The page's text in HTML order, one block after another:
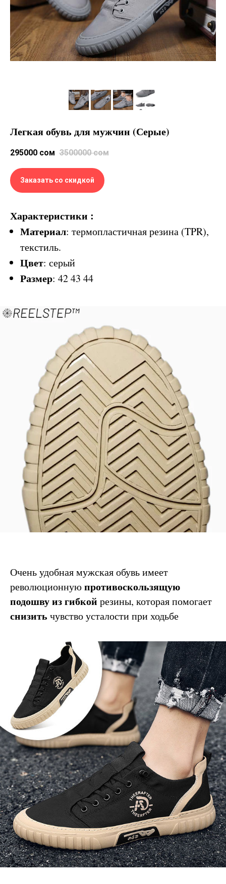
Легкая обувь для мужчин (Серые)
295000 сом 3500000 сом
Заказать со скидкой
Характеристики :
Материал: термопластичная резина (TPR),
текстиль.
Цвет: серый
Размер: 42 43 44
Очень удобная мужская обувь имеет
революционнуюпротивоскользящую
подошву изгибкой резины, которая помогает
снизить чувство усталости при ходьбе